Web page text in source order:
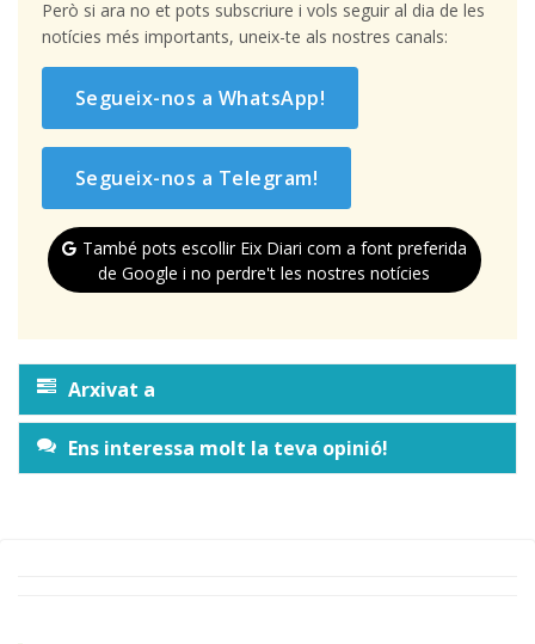
Però si ara no et pots subscriure i vols seguir al dia de les
notícies més importants, uneix-te als nostres canals:
Segueix-nos a WhatsApp!
Segueix-nos a Telegram!
També pots escollir Eix Diari com a font preferida
de Google i no perdre't les nostres notícies
Arxivat a
Ens interessa molt la teva opinió!